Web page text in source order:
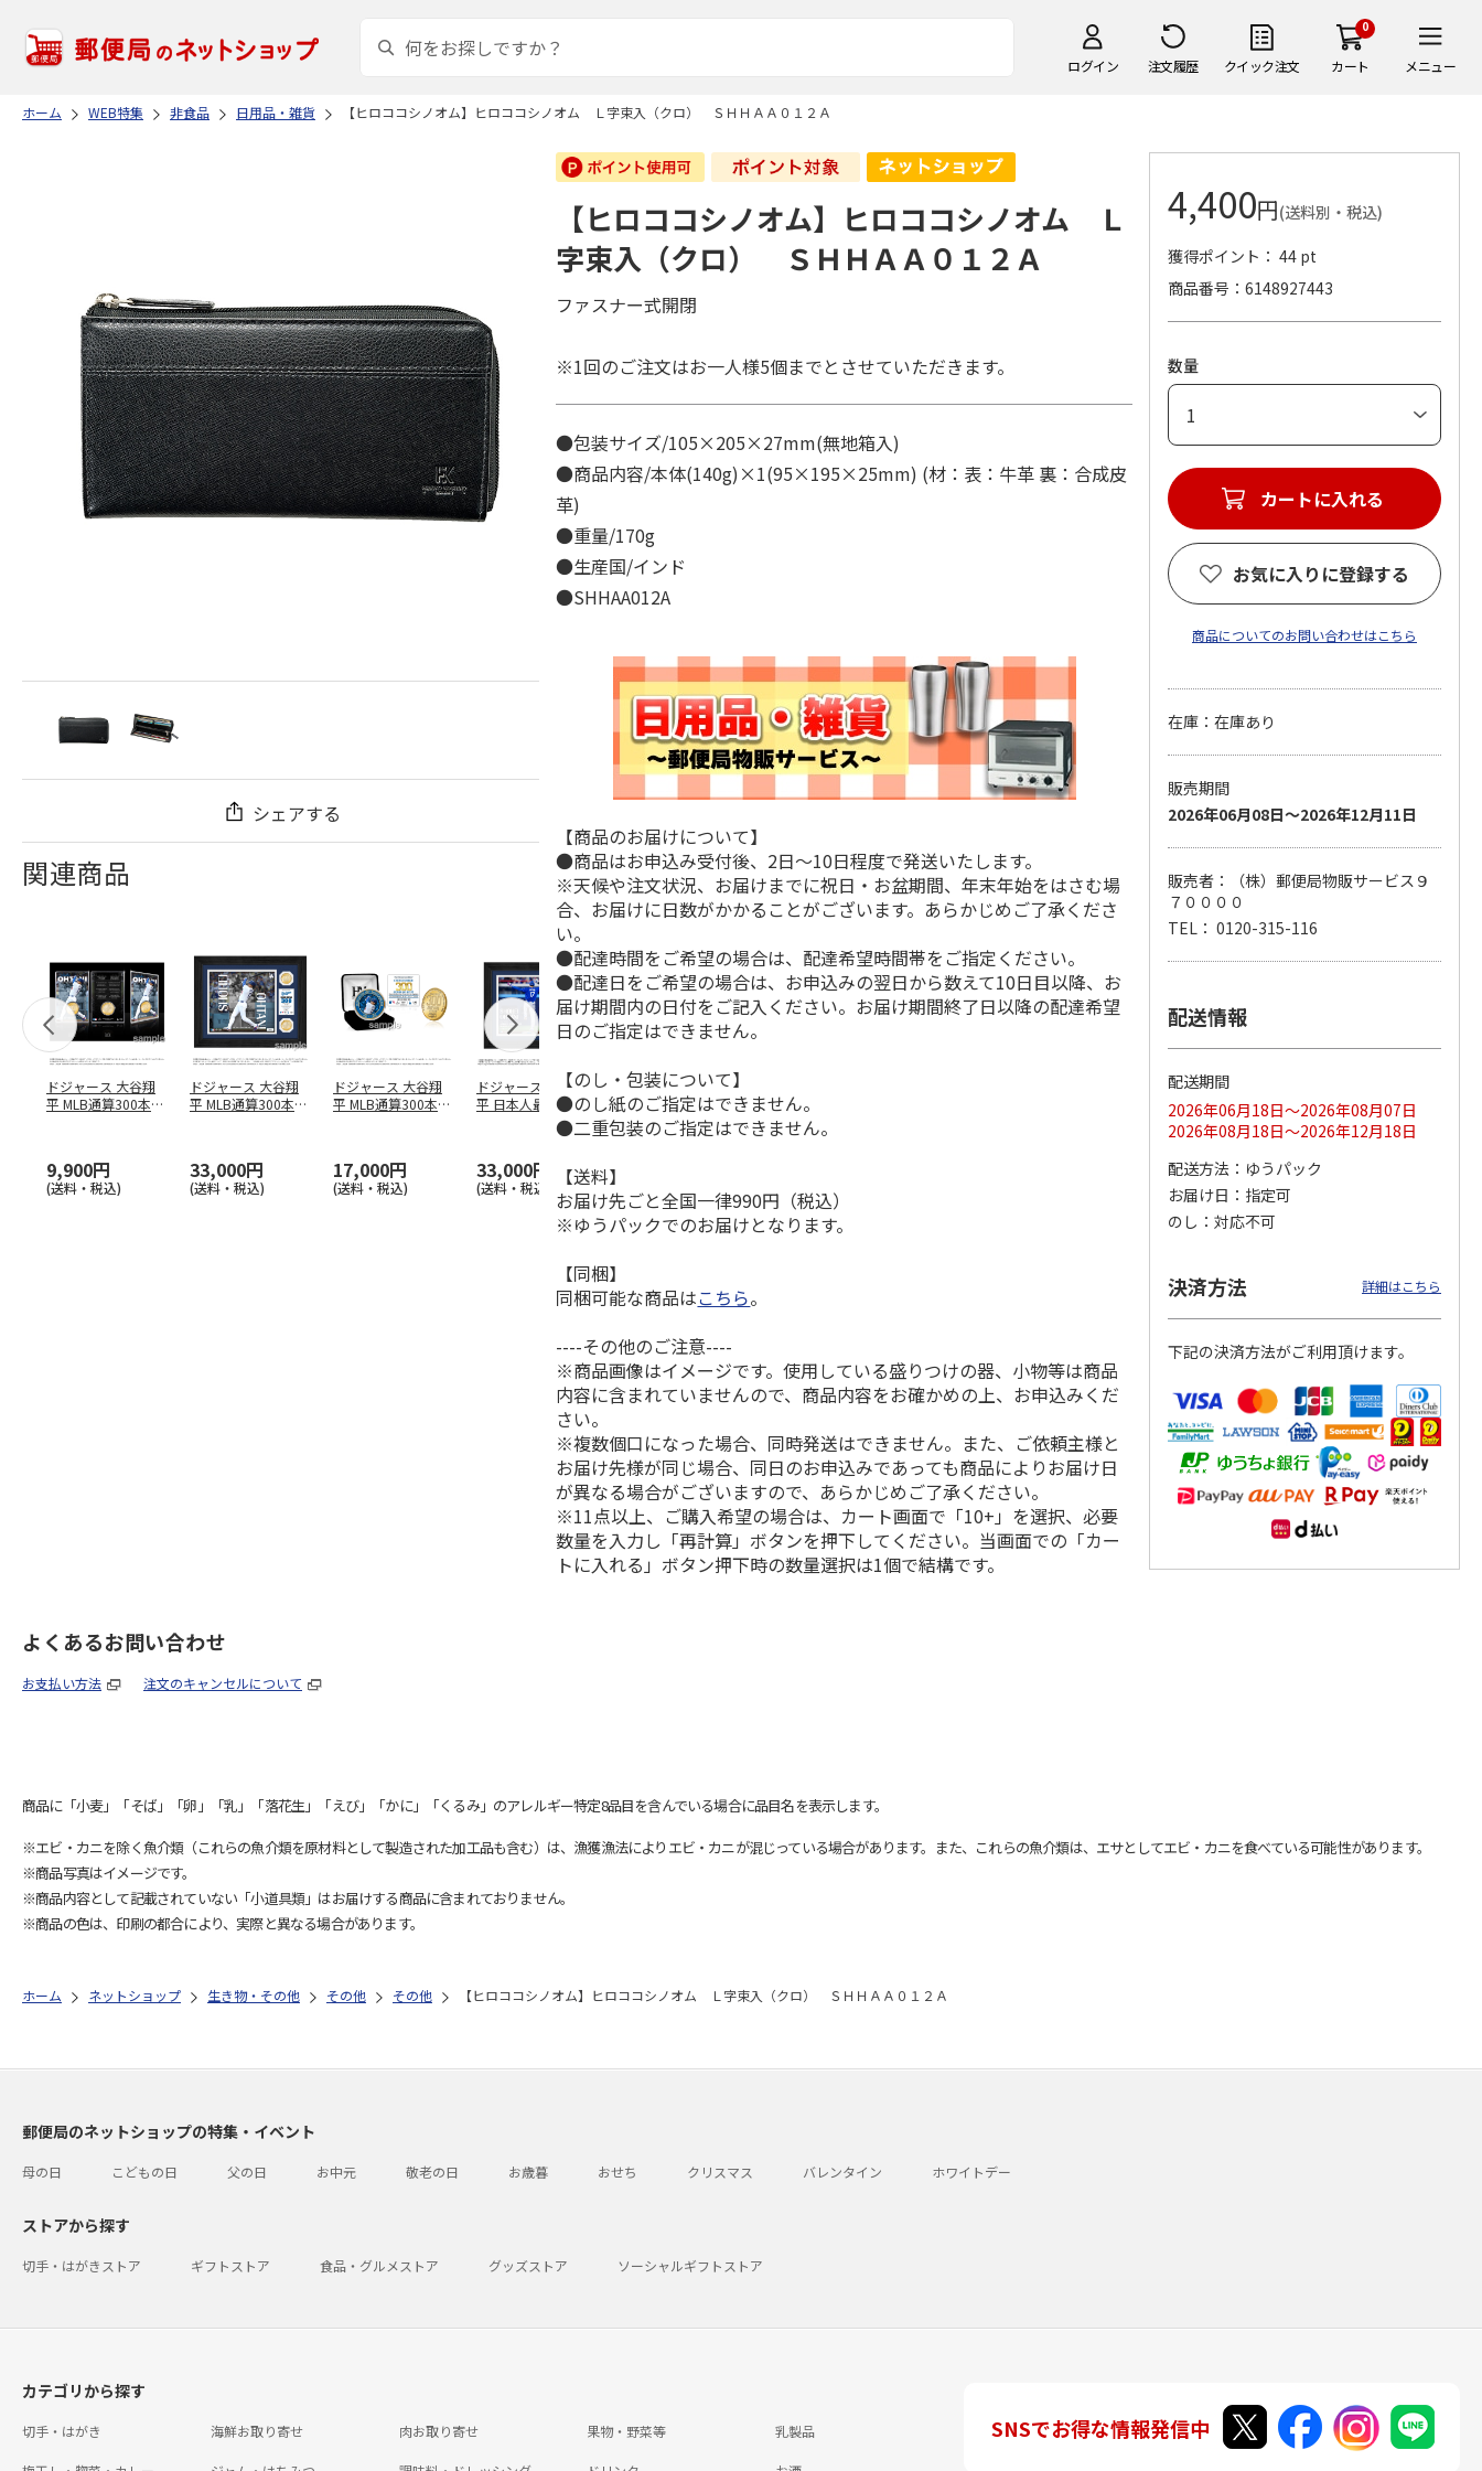
ログイン 注文履歴 クイック注文
0
カート メニュー
ホーム WEB特集 非食品 日用品・雑貨 【ヒロココシノオム】ヒロココシノオム Ｌ字束入（クロ） ＳＨＨＡＡ０１２Ａ
シェアする
関連商品
ドジャース 大谷翔
平 MLB通算300本塁
9,900円
(送料・税込)
ドジャース 大谷翔
平 MLB通算300本塁
33,000円
(送料・税込)
ドジャース 大谷翔
平 MLB通算300本塁
17,000円
(送料・税込)
ドジャース 大谷翔
平 日本人最多53試
合連続出塁記念 ダ
33,000円
(送料・税込)
MLB ドジャース 大
谷翔平 2026 NL 3・
4月投手…
平 日本人最多53試
合連続出塁記念 コ
イ…
ドジャース 大谷翔
平 日本人最多53試
合連続出塁記念 シ
ル…
17,000円
(送料・税込)
谷翔平 2026 NL 3・
4月投手…
【ヒロココシノオム】ヒロココシノオム Ｌ
字束入（クロ） ＳＨＨＡＡ０１２Ａ
ファスナー式開閉
※1回のご注文はお一人様5個までとさせていただきます。
●包装サイズ/105×205×27mm(無地箱入)
●商品内容/本体(140g)×1(95×195×25mm) (材：表：牛革 裏：合成皮
革)
●重量/170g
●生産国/インド
●SHHAA012A
【商品のお届けについて】
●商品はお申込み受付後、2日～10日程度で発送いたします。
※天候や注文状況、お届けまでに祝日・お盆期間、年末年始をはさむ場
合、お届けに日数がかかることがございます。あらかじめご了承くださ
い。
●配達時間をご希望の場合は、配達希望時間帯をご指定ください。
●配達日をご希望の場合は、お申込みの翌日から数えて10日目以降、お
届け期間内の日付をご記入ください。お届け期間終了日以降の配達希望
日のご指定はできません。
【のし・包装について】
●のし紙のご指定はできません。
●二重包装のご指定はできません。
【送料】
お届け先ごと全国一律990円（税込）
※ゆうパックでのお届けとなります。
【同梱】
同梱可能な商品はこちら。
----その他のご注意----
※商品画像はイメージです。使用している盛りつけの器、小物等は商品
内容に含まれていませんので、商品内容をお確かめの上、お申込みくだ
さい。
※複数個口になった場合、同時発送はできません。また、ご依頼主様と
お届け先様が同じ場合、同日のお申込みであっても商品によりお届け日
が異なる場合がございますので、あらかじめご了承ください。
※11点以上、ご購入希望の場合は、カート画面で「10+」を選択、必要
数量を入力し「再計算」ボタンを押下してください。当画面での「カー
トに入れる」ボタン押下時の数量選択は1個で結構です。
4,400円(送料別・税込)
獲得ポイント： 44 pt
商品番号
6148927443
数量
カートに入れる
お気に入りに登録する
商品についてのお問い合わせはこちら
在庫：在庫あり
販売期間
2026年06月08日～2026年12月11日
販売者：（株）郵便局物販サービス９
７００００
TEL： 0120-315-116
配送情報
配送期間
2026年06月18日～2026年08月07日
2026年08月18日～2026年12月18日
配送方法
ゆうパック
お届け日
指定可
のし
対応不可
決済方法 詳細はこちら
下記の決済方法がご利用頂けます。
よくあるお問い合わせ
お支払い方法 注文のキャンセルについて
商品に「小麦」「そば」「卵」「乳」「落花生」「えび」「かに」「くるみ」のアレルギー特定8品目を含んでいる場合に品目名を表示します。
※エビ・カニを除く魚介類（これらの魚介類を原材料として製造された加工品も含む）は、漁獲漁法によりエビ・カニが混じっている場合があります。また、これらの魚介類は、エサとしてエビ・カニを食べている可能性があります。
※商品写真はイメージです。
※商品内容として記載されていない「小道具類」はお届けする商品に含まれておりません。
※商品の色は、印刷の都合により、実際と異なる場合があります。
ホーム ネットショップ 生き物・その他 その他 その他 【ヒロココシノオム】ヒロココシノオム Ｌ字束入（クロ） ＳＨＨＡＡ０１２Ａ
郵便局のネットショップの特集・イベント
母の日 こどもの日 父の日 お中元 敬老の日 お歳暮 おせち クリスマス バレンタイン ホワイトデー
ストアから探す
切手・はがきストア ギフトストア 食品・グルメストア グッズストア ソーシャルギフトストア
カテゴリから探す
切手・はがき 海鮮お取り寄せ 肉お取り寄せ 果物・野菜等 乳製品 SNSでお得な情報発信中